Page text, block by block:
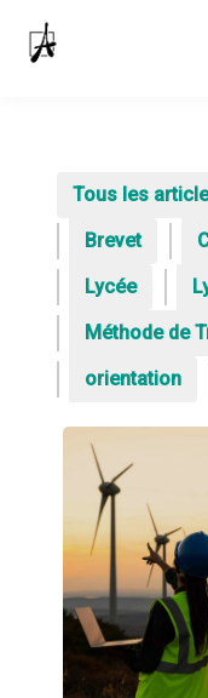
Tous les
Brevet
Lycée
Méthode de
orientation